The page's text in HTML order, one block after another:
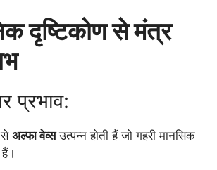
दृष्टिकोण से मंत्र
प्रभाव:
से अल्फा वेव्सउत्पन्न होती हैं जो गहरी मानसिक
हैं।